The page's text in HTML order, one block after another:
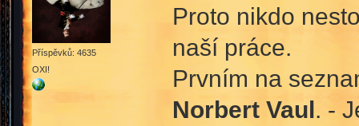
Příspěvků: 4635
OXI!
Proto nikdo
naší práce.
Prvním na
Norbert Vaul. -